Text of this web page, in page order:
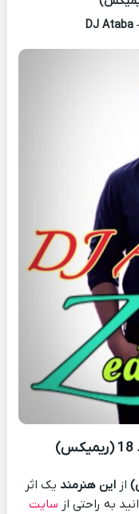
DJ Ataba
از این هنرمند یک اثر
به راحتی از سایت